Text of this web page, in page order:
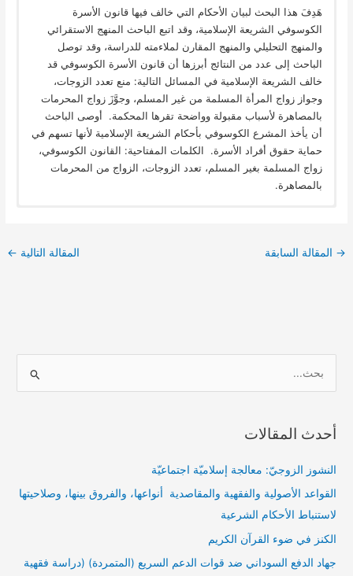
هَدِفَ هذا البحث لبيان الأحكام التي خالف فيها قانون الأسرة
الكوسوفي الشريعة الإسلامية، وقد اتبع الباحث المنهج الاستقرائي
والمنهج التحليلي والمنهج المقارن لملاءمته للدراسة، وقد توصل
الباحث إلى عدد من النتائج أبرزها أن قانون الأسرة الكوسوفي قد
خالف الشريعة الإسلامية في المسائل التالية: منع تعدد الزوجات،
وجواز زواج المرأة المسلمة من غير المسلم، وجوَّزَ زواج المحرمات
بالمصاهرة لأسباب مقبولة وواضحة تقرها المحكمة. أوصى الباحث
أن يأخذ المشرع الكوسوفي بأحكام الشريعة الإسلامية لأنها تسهم في
حماية حقوق أفراد الأسرة. الكلمات المفتاحية: القانون الكوسوفي،
زواج المسلمة بغير المسلم، تعدد الزوجات، الزواج من المحرمات
بالمصاهرة.
→ المقالة السابقة المقالة التالية ←
ح
أحدث المقالات
النشوز الزوجيّ: معالجة إسلاميّة اجتماعيّة
القواعد الأصولية والفقهية والمقاصدية أنواعها، والفروق بينها، وصلاحيتها
لاستنباط الأحكام الشرعية
الكنز في ضوء القرآن الكريم
جهاد الدفع السوداني ضد قوات الدعم السريع (المتمردة) (دراسة فقهية